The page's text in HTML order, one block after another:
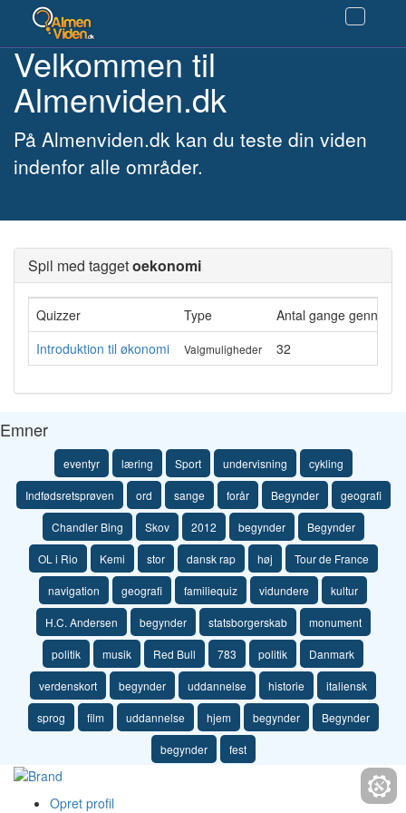
Velkommen til
Almenviden.dk
På Almenviden.dk kan du teste din viden
indenfor alle områder.
Spil med taggetoekonomi
Quizzer Type
Antal gange
Introduktion til økonomi
Valgmuligheder 32
Emner
eventyr læring Sport undervisning cykling
Indfødsretsprøven ord sange forår Begynder geografi
Chandler Bing Skov 2012 begynder Begynder
OL i Rio Kemi stor dansk rap høj Tour de France
navigation geografi familiequiz vidundere kultur
H.C. Andersen begynder statsborgerskab monument
politik musik Red Bull 783 politik Danmark
verdenskort begynder uddannelse historie italiensk
sprog film uddannelse hjem begynder Begynder
begynder fest
Opret profil